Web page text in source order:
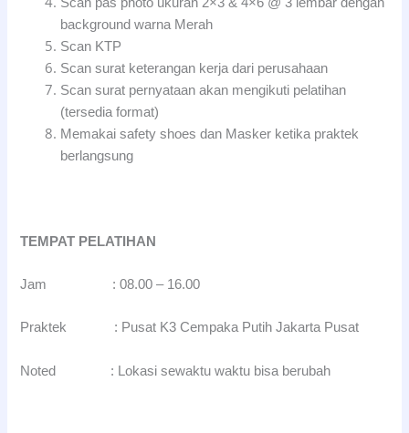
Scan pas photo ukuran 2×3 & 4×6 @ 3 lembar dengan
background warna Merah
Scan KTP
Scan surat keterangan kerja dari perusahaan
Scan surat pernyataan akan mengikuti pelatihan
(tersedia format)
Memakai safety shoes dan Masker ketika praktek
berlangsung
TEMPAT PELATIHAN
Jam : 08.00 – 16.00
Praktek : Pusat K3 Cempaka Putih Jakarta Pusat
Noted : Lokasi sewaktu waktu bisa berubah